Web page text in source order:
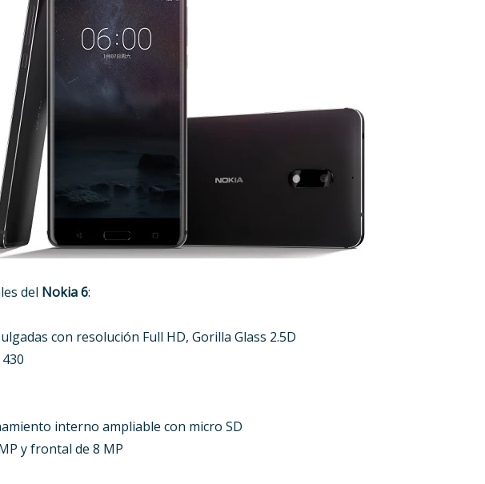
del Nokia 6:
con resolución Full HD, Gorilla Glass 2.5D
interno ampliable con micro SD
y frontal de 8 MP